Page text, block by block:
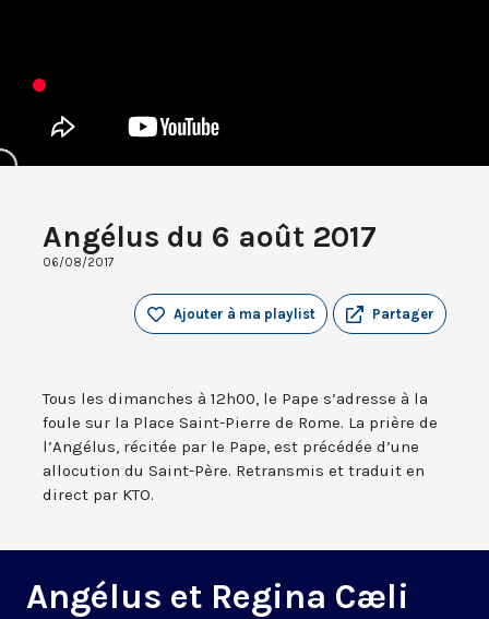
Angélus du 6 août 2017
06/08/2017
Partager
Ajouter à ma playlist
Tous les dimanches à 12h00, le Pape s’adresse à la
foule sur la Place Saint-Pierre de Rome. La prière de
l’Angélus, récitée par le Pape, est précédée d’une
allocution du Saint-Père. Retransmis et traduit en
direct par KTO.
Angélus et Regina Cæli